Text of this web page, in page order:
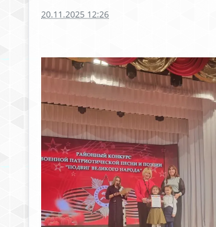
20.11.2025 12:26